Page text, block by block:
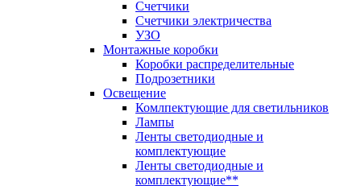
Счетчики
Счетчики электричества
УЗО
Монтажные коробки
Коробки распределительные
Подрозетники
Освещение
Комлпектующие для светильников
Лампы
Ленты светодиодные и
комплектующие
Ленты светодиодные и
комплектующие**